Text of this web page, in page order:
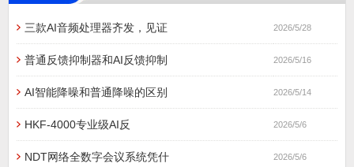
三款AI音频处理器齐发，见证 2026/5/28
普通反馈抑制器和AI反馈抑制 2026/5/16
AI智能降噪和普通降噪的区别 2026/5/14
HKF-4000专业级AI反 2026/5/6
NDT网络全数字会议系统凭什 2026/5/6